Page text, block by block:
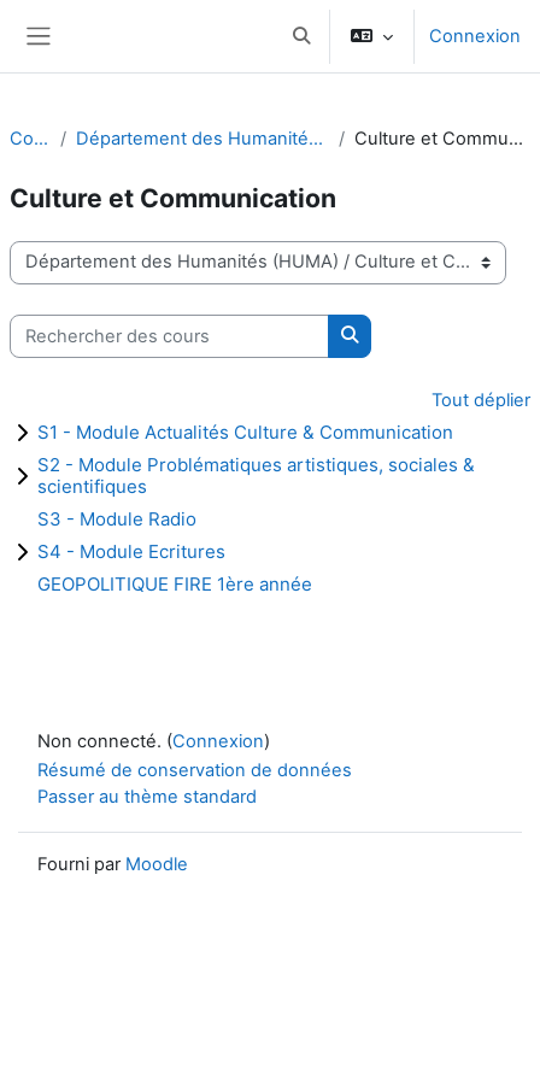
Activer/désactiver la saisie
Connexion
Cours Département des Humanités (HUMA) Culture et Communication
Culture et Communication
Catégories de cours
Rechercher des cours
Rechercher des cours
Tout déplier
S1 - Module Actualités Culture & Communication
S2 - Module Problématiques artistiques, sociales &
scientifiques
S3 - Module Radio
S4 - Module Ecritures
GEOPOLITIQUE FIRE 1ère année
Non connecté. (Connexion)
Résumé de conservation de données
Passer au thème standard
Fourni par Moodle